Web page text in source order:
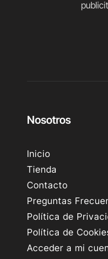
Nosotros
Inicio
Tienda
Contacto
Preguntas
Política de
Política de
Acceder a mi